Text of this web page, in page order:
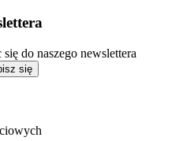
do naszego newslettera
się